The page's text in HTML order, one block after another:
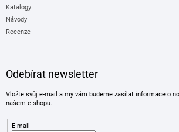
Katalogy
Návody
Recenze
Odebírat newsletter
Vložte svůj e-mail a my vám budeme zasílat informace o
našem e-shopu.
E-mail